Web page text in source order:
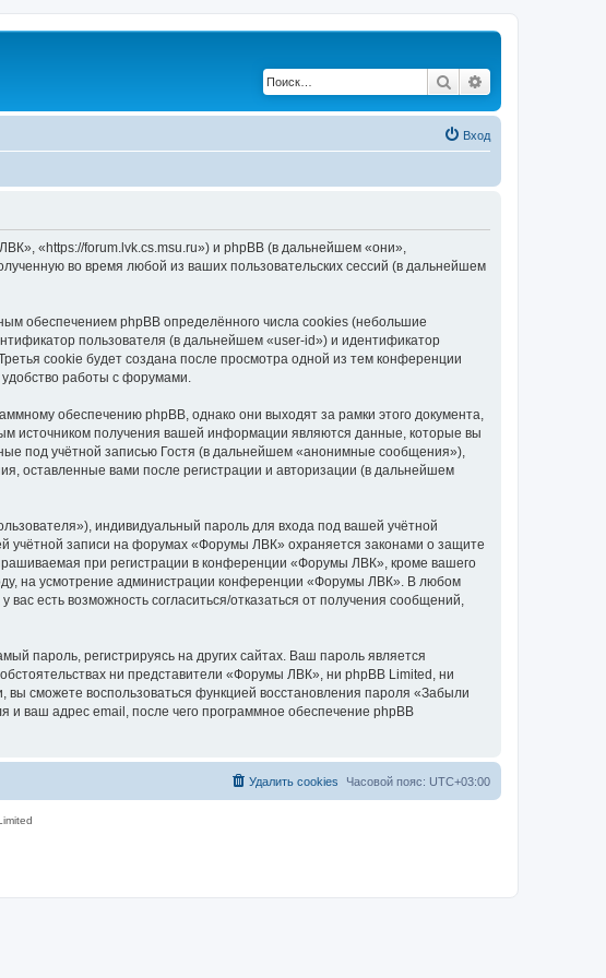
Поиск
Вход
«https://forum.lvk.cs.msu.ru») и phpBB (в дальнейшем «они»,
во время любой из ваших пользовательских сессий (в дальнейшем
обеспечением phpBB определённого числа cookies (небольшие
пользователя (в дальнейшем «user-id») и идентификатор
cookie будет создана после просмотра одной из тем конференции
работы с форумами.
обеспечению phpBB, однако они выходят за рамки этого документа,
источником получения вашей информации являются данные, которые вы
под учётной записью Гостя (в дальнейшем «анонимные сообщения»),
оставленные вами после регистрации и авторизации (в дальнейшем
индивидуальный пароль для входа под вашей учётной
записи на форумах «Форумы ЛВК» охраняется законами о защите
при регистрации в конференции «Форумы ЛВК», кроме вашего
на усмотрение администрации конференции «Форумы ЛВК». В любом
есть возможность согласиться/отказаться от получения сообщений,
пароль, регистрируясь на других сайтах. Ваш пароль является
ни представители «Форумы ЛВК», ни phpBB Limited, ни
сможете воспользоваться функцией восстановления пароля «Забыли
ваш адрес email, после чего программное обеспечение phpBB
Часовой пояс: UTC+03:00
Удалить cookies